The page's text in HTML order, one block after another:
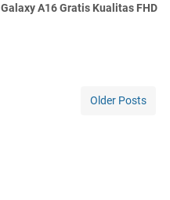
Galaxy A16 Gratis Kualitas FHD
Older Posts